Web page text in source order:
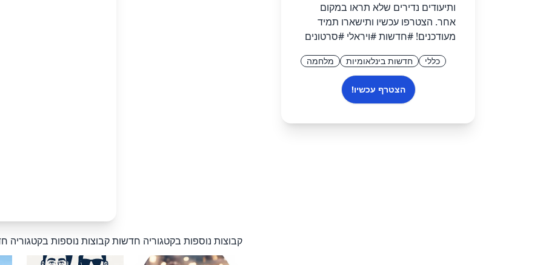
ותיעודים נדירים שלא תראו במקום
אחר. הצטרפו עכשיו ותישארו תמיד
מעודכנים! #חדשות #ויראלי #סרטונים
כללי חדשות בינלאומיות מלחמה
הצטרף עכשיו!
קבוצות נוספות בקטגוריה חדשותקבוצות נוספות בקטגוריה